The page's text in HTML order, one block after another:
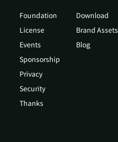
Foundation
License
Events
Sponsorship
Privacy
Security
Thanks
Download
Brand Assets
Blog